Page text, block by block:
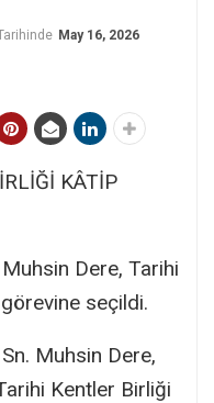
May 16, 2026
KÂTİP
Dere, Tarihi
seçildi.
Muhsin Dere,
Kentler Birliği